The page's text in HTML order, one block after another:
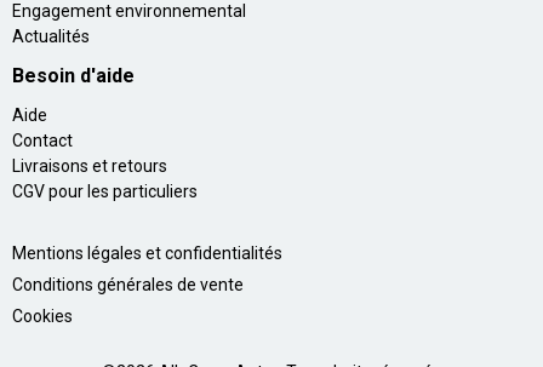
Engagement environnemental
Actualités
Besoin d'aide
Aide
Contact
Livraisons et retours
CGV pour les particuliers
Mentions légales et confidentialités
Conditions générales de vente
Cookies